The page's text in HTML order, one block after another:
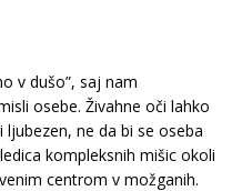
v dušo”, saj nam
osebe. Živahne oči lahko
ne da bi se oseba
kompleksnih mišic okoli
centrom v možganih.